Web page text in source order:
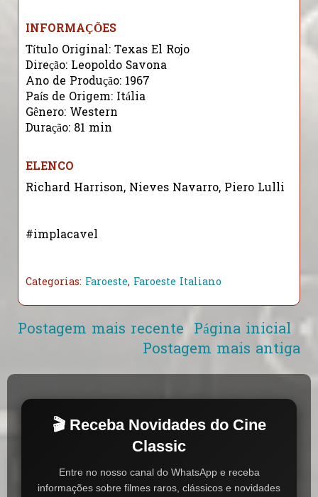
INFORMAÇÕES
Título Original: Texas El Rojo
Direção: Leopoldo Savona
Ano de Produção: 1967
País de Origem: Itália
Gênero: Western
Duração: 81 min
ELENCO
Richard Harrison, Nieves Navarro, Piero Lulli
#implacavel
Categorias: Faroeste, Faroeste Italiano
Postagem mais recente
Postagem mais antiga
Página inicial
🎬 Receba Novidades do Cine
Classic
Entre no nosso canal do WhatsApp e receba
informações sobre filmes raros, clássicos e novidades